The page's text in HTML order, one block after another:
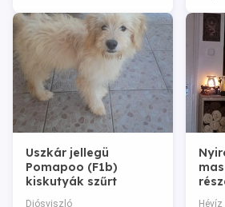
Uszkár jellegü
Pomapoo (F1b)
kiskutyák szűrt
szülőktől gazdit
Diósviszló Hévíz